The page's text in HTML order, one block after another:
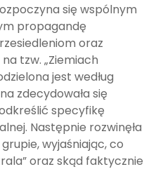
się wspólnym
propagandę
oraz
tzw. „Ziemiach
jest według
zdecydowała się
specyfikę
Następnie rozwinęła
wyjaśniając, co
oraz skąd faktycznie